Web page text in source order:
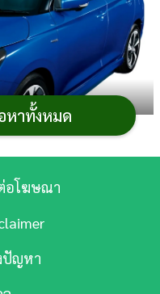
งส่วนบนเว็บไซต์ ก่อน
กษณ์เดิมด้วยสไตลิ่งที่โม
ทยปีหน้า พร้อม
หาทั้งหมด
อโฆษณา
ปัญหา